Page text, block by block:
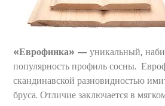
«Еврофинка» — уникальный,
популярность профиль сосны.
скандинавской разновидностью
бруса. Отличие заключается в